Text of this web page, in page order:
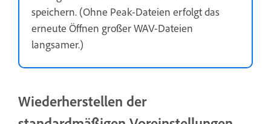
speichern. (Ohne Peak-Dateien erfolgt das
erneute Öffnen großer WAV-Dateien
langsamer.)
Wiederherstellen der